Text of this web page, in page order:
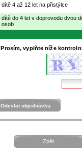
dítě 4 až 12 let na přistýlce
dítě do 4 let v doprovodu dvou
osob
Prosím, vyplňte níže
Zpět